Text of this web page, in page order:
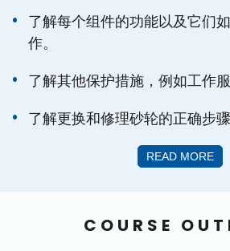
了解每个组件的功能以及它们
作。
了解其他保护措施，例如工作服
了解更换和修理砂轮的正确步骤
READ MORE
COURSE